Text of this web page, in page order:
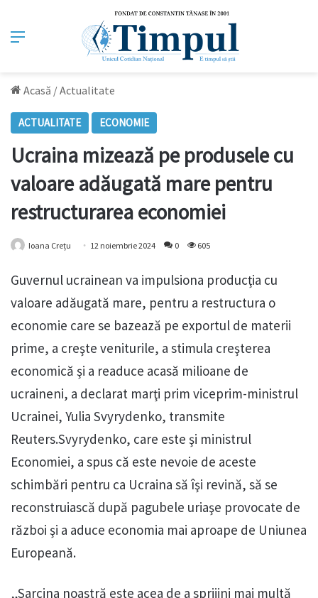
Meniu
Acasă /Actualitate
ACTUALITATE ECONOMIE
Ucraina mizează pe produsele cu
valoare adăugată mare pentru
restructurarea economiei
Ioana Crețu 12 noiembrie 2024 0 605
Guvernul ucrainean va impulsiona producţia cu
valoare adăugată mare, pentru a restructura o
economie care se bazează pe exportul de materii
prime, a creşte veniturile, a stimula creşterea
economică şi a readuce acasă milioane de
ucraineni, a declarat marţi prim viceprim-ministrul
Ucrainei, Yulia Svyrydenko, transmite
Reuters.Svyrydenko, care este şi ministrul
Economiei, a spus că este nevoie de aceste
schimbări pentru ca Ucraina să îşi revină, să se
reconstruiască după pagubele uriaşe provocate de
război şi a aduce economia mai aproape de Uniunea
Europeană.
„Sarcina noastră este acea de a sprijini mai multă